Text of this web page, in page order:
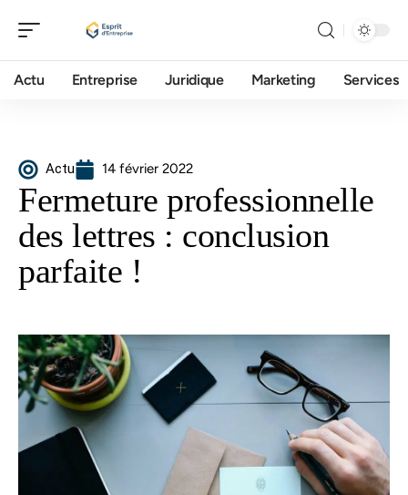
Actu Entreprise Juridique Marketing Services
Actu 14 février 2022
Fermeture professionnelle
des lettres : conclusion
parfaite !